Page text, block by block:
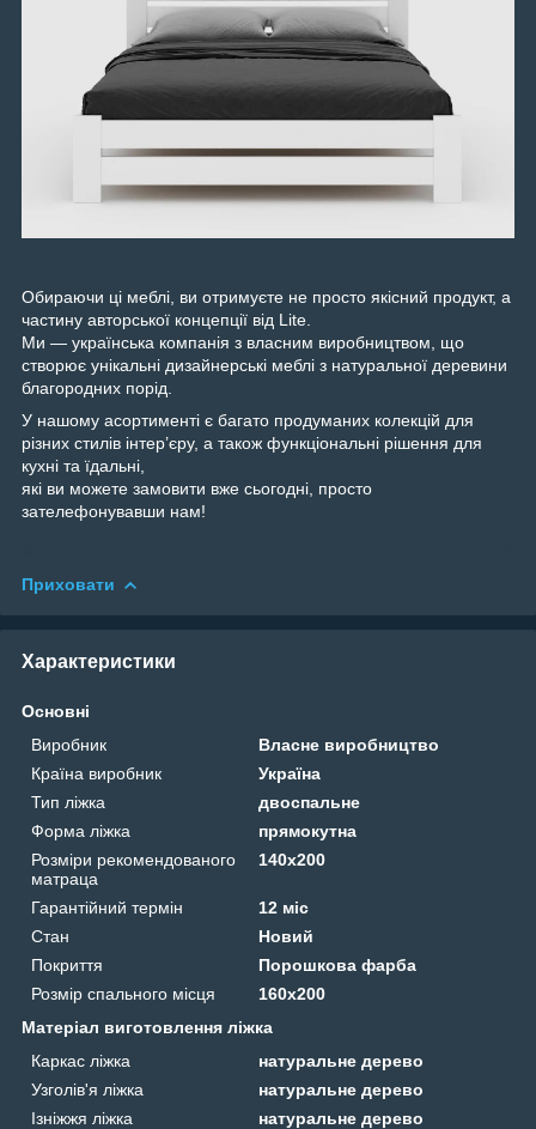
Обираючи ці меблі, ви отримуєте не просто якісний продукт, а
частину авторської концепції від Lite.
Ми — українська компанія з власним виробництвом, що
створює унікальні дизайнерські меблі з натуральної деревини
благородних порід.
У нашому асортименті є багато продуманих колекцій для
різних стилів інтер’єру, а також функціональні рішення для
кухні та їдальні,
які ви можете замовити вже сьогодні, просто
зателефонувавши нам!
Приховати
Характеристики
Основні
Виробник
Власне виробництво
Країна виробник
Україна
Тип ліжка
двоспальне
Форма ліжка
прямокутна
Розміри рекомендованого
матраца
140х200
Гарантійний термін
12 міс
Стан
Новий
Покриття
Порошкова фарба
Розмір спального місця
160х200
Матеріал виготовлення ліжка
Каркас ліжка
натуральне дерево
Узголів'я ліжка
натуральне дерево
Ізніжжя ліжка
натуральне дерево